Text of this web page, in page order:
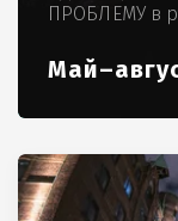
ПРОБЛЕМУ в